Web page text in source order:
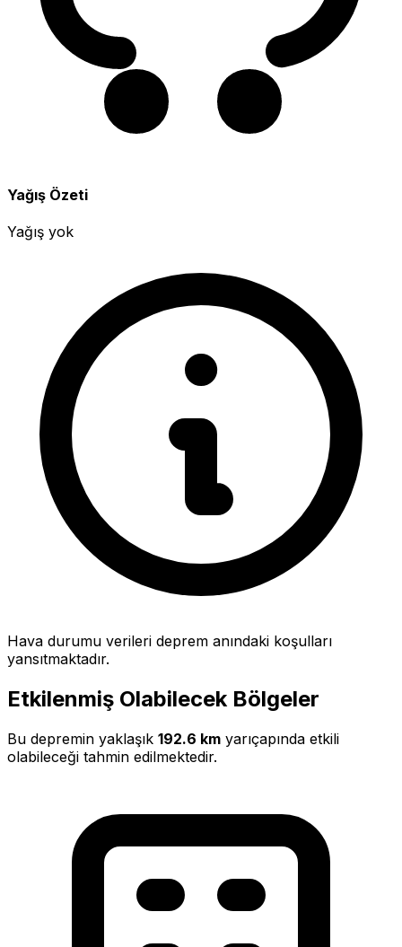
Yağış Özeti
Yağış yok
Hava durumu verileri deprem anındaki koşulları
yansıtmaktadır.
Etkilenmiş Olabilecek Bölgeler
Bu depremin yaklaşık 192.6 km yarıçapında etkili
olabileceği tahmin edilmektedir.